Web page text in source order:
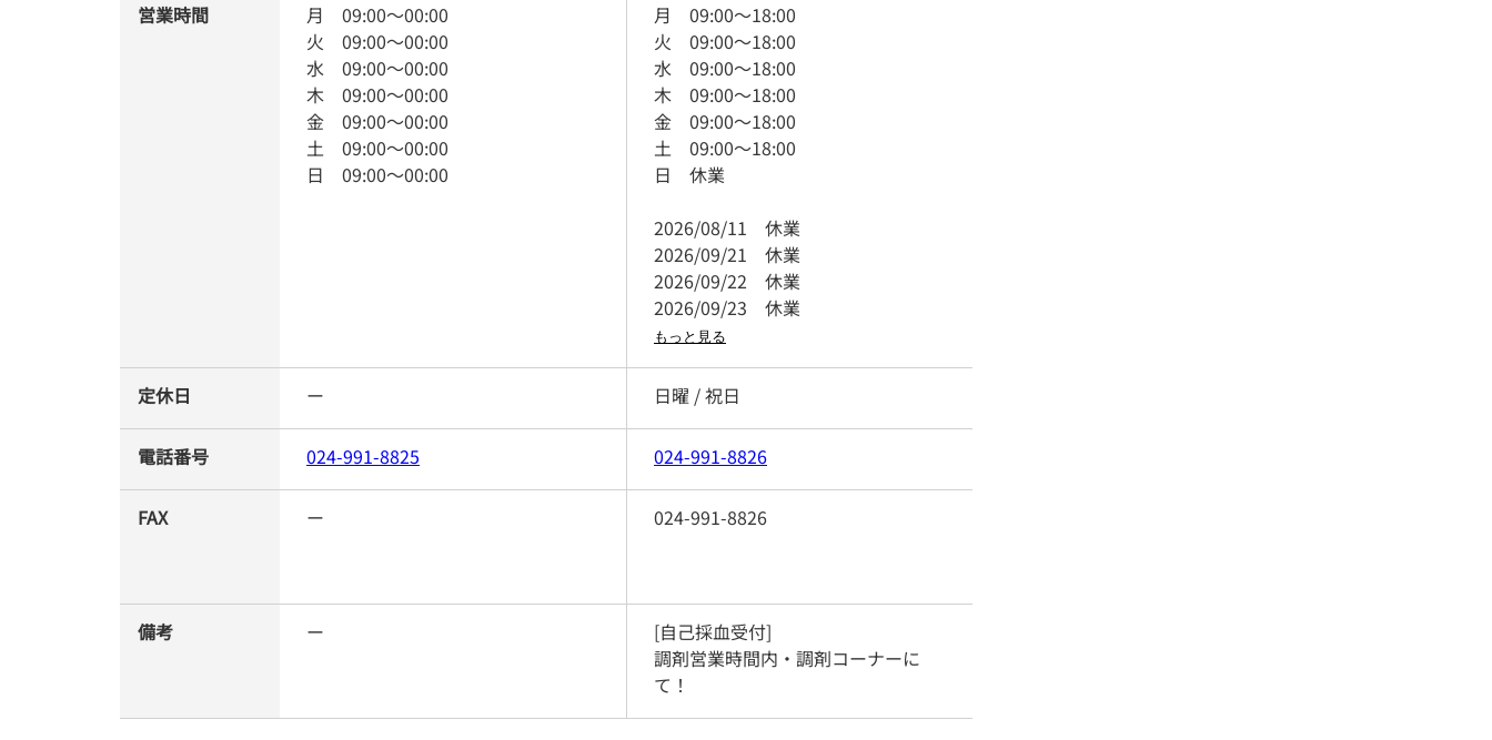
営業時間 月 09:00～00:00
火 09:00～00:00
水 09:00～00:00
木 09:00～00:00
金 09:00～00:00
土 09:00～00:00
日 09:00～00:00
月 09:00～18:00
火 09:00～18:00
水 09:00～18:00
木 09:00～18:00
金 09:00～18:00
土 09:00～18:00
日 休業
2026/08/11 休業
2026/09/21 休業
2026/09/22 休業
2026/09/23 休業
もっと見る
定休日 ー 日曜 / 祝日
電話番号 024-991-8825 024-991-8826
FAX ー 024-991-8826
備考 ー
[自己採血受付]
調剤営業時間内・調剤コーナーに
て！